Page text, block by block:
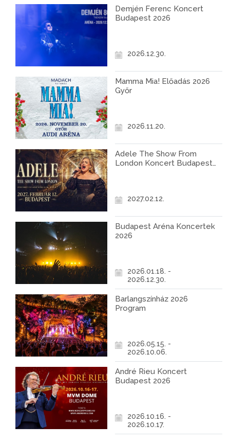
Demjén Ferenc Koncert
Budapest 2026
2026.12.30.
Mamma Mia! Előadás 2026
Győr
2026.11.20.
Adele The Show From
London Koncert Budapest
2027.02.12.
Budapest Aréna Koncertek
2026
2026.01.18. -
2026.12.30.
Barlangszínház 2026
Program
2026.05.15. -
2026.10.06.
André Rieu Koncert
Budapest 2026
2026.10.16. -
2026.10.17.